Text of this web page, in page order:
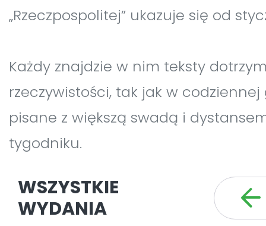
„Rzeczpospolitej” ukazuje się od
Każdy znajdzie w nim teksty
rzeczywistości, tak jak w codziennej
pisane z większą swadą i
tygodniku.
WSZYSTKIE
WYDANIA